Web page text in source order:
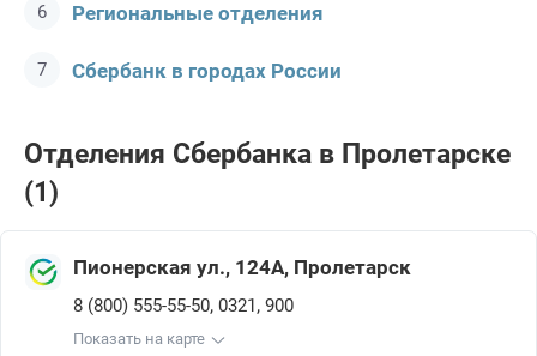
Региональные отделения
Сбербанк в городах России
Отделения Сбербанкa в Пролетарске
(1)
Пионерская ул., 124А, Пролетарск
8 (800) 555-55-50, 0321, 900
Показать на карте